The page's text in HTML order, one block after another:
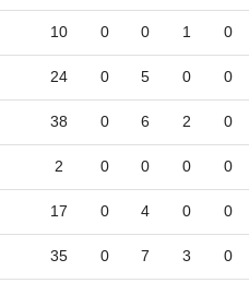
10 0 0 1 0
24 0 5 0 0
38 0 6 2 0
2 0 0 0 0
17 0 4 0 0
35 0 7 3 0